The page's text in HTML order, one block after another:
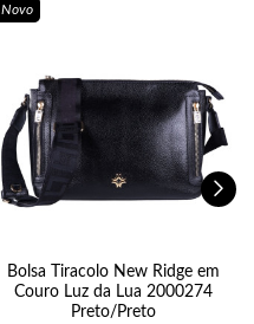
Novo
Bolsa Tiracolo New Ridge em
Couro Luz da Lua 2000274
Preto/Preto